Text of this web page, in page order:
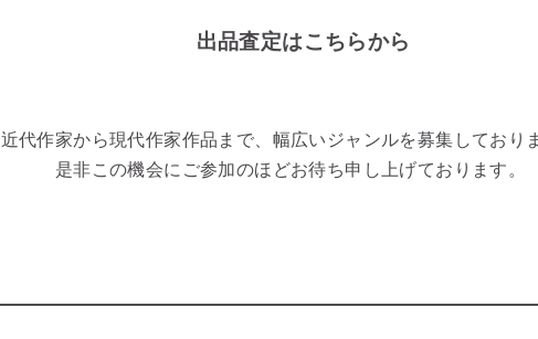
出品査定はこちらから
近代作家から現代作家作品まで、幅広いジャンルを募集しており
是非この機会にご参加のほどお待ち申し上げております。